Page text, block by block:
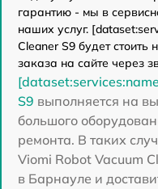
гарантию - мы в
наших услуг.
Cleaner S9 будет
заказа на сайте через
S9 выполняется на
большого
ремонта. В таких
Viomi Robot Vacuum
в Барнауле и